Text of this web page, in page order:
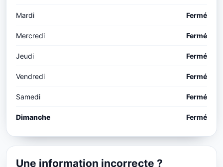
Mardi Fermé
Mercredi Fermé
Jeudi Fermé
Vendredi Fermé
Samedi Fermé
Dimanche Fermé
Une information incorrecte ?